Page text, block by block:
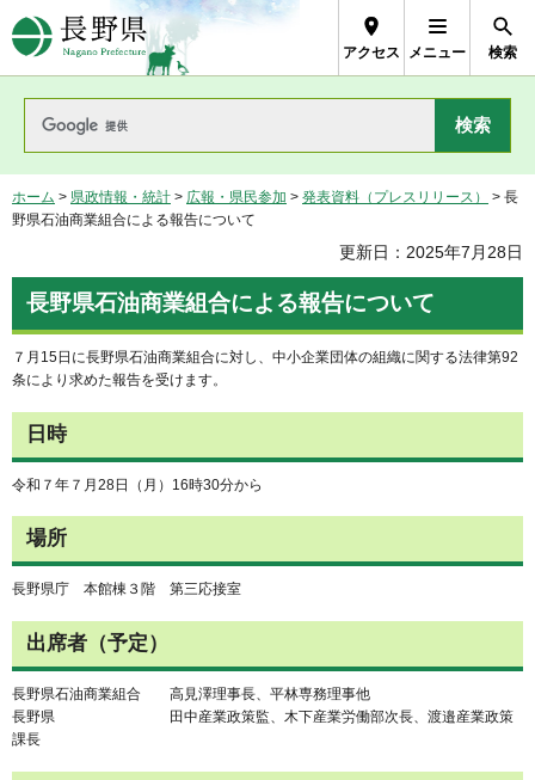
長野県Nagano Prefecture
アクセス メニュー 検索
ホーム > 県政情報・統計 > 広報・県民参加 > 発表資料（プレスリリース）
> 長
野県石油商業組合による報告について
更新日：2025年7月28日
長野県石油商業組合による報告について
７月15日に長野県石油商業組合に対し、中小企業団体の組織に関する法律第92
条により求めた報告を受けます。
日時
令和７年７月28日（月）16時30分から
場所
長野県庁 本館棟３階 第三応接室
出席者（予定）
長野県石油商業組合 高見澤理事長、平林専務理事他
長野県 田中産業政策監、木下産業労働部次長、渡邉産業政策
課長